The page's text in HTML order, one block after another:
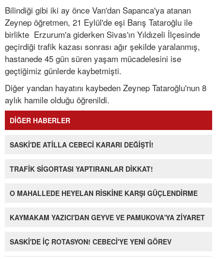
Bilindiği gibi iki ay önce Van'dan Sapanca'ya atanan
Zeynep öğretmen, 21 Eylül'de eşi Barış Tataroğlu ile
birlikte Erzurum'a giderken Sivas'ın Yıldızeli İlçesinde
geçirdiği trafik kazası sonrası ağır şekilde yaralanmış,
hastanede 45 gün süren yaşam mücadelesini ise
geçtiğimiz günlerde kaybetmişti.
Diğer yandan hayatını kaybeden Zeynep Tataroğlu'nun 8
aylık hamile olduğu öğrenildi.
DİĞER HABERLER
SASKİ'DE ATİLLA CEBECİ KARARI DEĞİŞTİ!
TRAFİK SİGORTASI YAPTIRANLAR DİKKAT!
O MAHALLEDE HEYELAN RİSKİNE KARŞI GÜÇLENDİRME
KAYMAKAM YAZICI'DAN GEYVE VE PAMUKOVA'YA ZİYARET
SASKİ'DE İÇ ROTASYON! CEBECİ'YE YENİ GÖREV